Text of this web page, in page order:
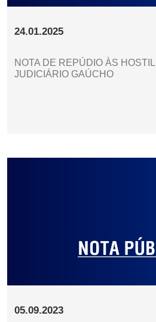
24.01.2025
NOTA DE REPÚDIO ÀS
JUDICIÁRIO GAÚCHO
05.09.2023